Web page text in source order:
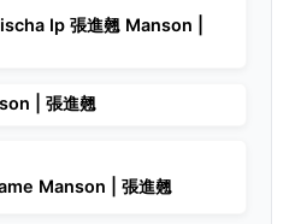
Ip 張進翹 Manson |
| 張進翹
Manson | 張進翹